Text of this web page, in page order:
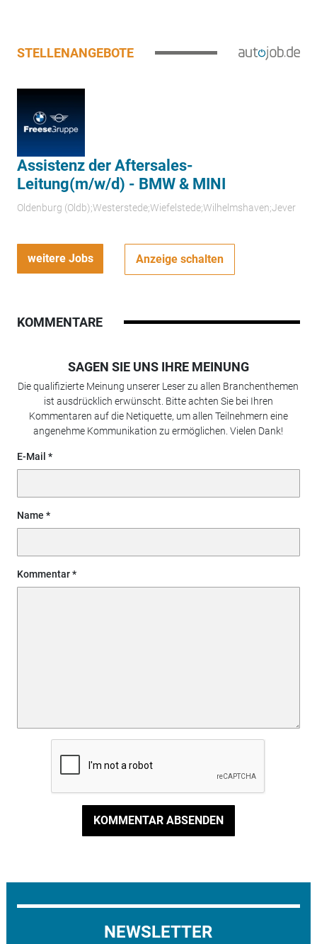
STELLENANGEBOTE
Assistenz der Aftersales-
Leitung(m/w/d) - BMW & MINI
Oldenburg (Oldb);Westerstede;Wiefelstede;Wilhelmshaven;Jever
weitere Jobs Anzeige schalten
KOMMENTARE
SAGEN SIE UNS IHRE MEINUNG
Die qualifizierte Meinung unserer Leser zu allen Branchenthemen
ist ausdrücklich erwünscht. Bitte achten Sie bei Ihren
Kommentaren auf die Netiquette, um allen Teilnehmern eine
angenehme Kommunikation zu ermöglichen. Vielen Dank!
E-Mail
Name
Kommentar
KOMMENTAR ABSENDEN
NEWSLETTER